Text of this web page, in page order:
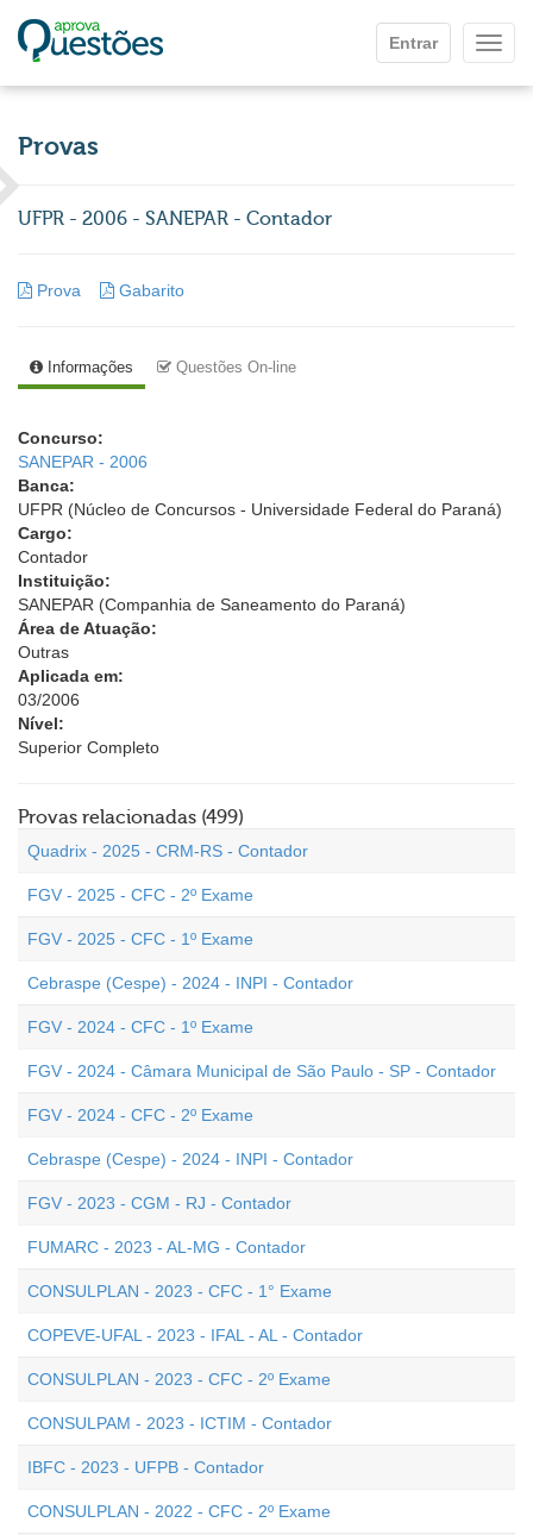
Entrar
Provas
UFPR - 2006 - SANEPAR - Contador
Prova Gabarito
Informações Questões On-line
Concurso:
SANEPAR - 2006
Banca:
UFPR (Núcleo de Concursos - Universidade Federal do Paraná)
Cargo:
Contador
Instituição:
SANEPAR (Companhia de Saneamento do Paraná)
Área de Atuação:
Outras
Aplicada em:
03/2006
Nível:
Superior Completo
Provas relacionadas (499)
Quadrix - 2025 - CRM-RS - Contador
FGV - 2025 - CFC - 2º Exame
FGV - 2025 - CFC - 1º Exame
Cebraspe (Cespe) - 2024 - INPI - Contador
FGV - 2024 - CFC - 1º Exame
FGV - 2024 - Câmara Municipal de São Paulo - SP - Contador
FGV - 2024 - CFC - 2º Exame
Cebraspe (Cespe) - 2024 - INPI - Contador
FGV - 2023 - CGM - RJ - Contador
FUMARC - 2023 - AL-MG - Contador
CONSULPLAN - 2023 - CFC - 1° Exame
COPEVE-UFAL - 2023 - IFAL - AL - Contador
CONSULPLAN - 2023 - CFC - 2º Exame
CONSULPAM - 2023 - ICTIM - Contador
IBFC - 2023 - UFPB - Contador
CONSULPLAN - 2022 - CFC - 2º Exame